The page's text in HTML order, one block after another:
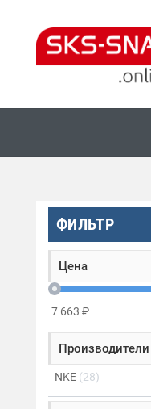
ФИЛЬТР
Цена
7 663 ₽
Производители
NKE 28